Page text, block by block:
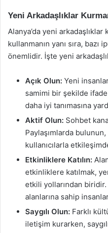
Yeni Arkadaşlıklar
Alanya’da yeni
kullanmanın yanı sıra, bazı
önemlidir. İşte yeni
Açık Olun: Yeni
samimi bir şekilde ifade
daha iyi tanımasına
Aktif Olun: Sohbet
Paylaşımlarda
kullanıcılarla
Etkinliklere Katılın:
etkinliklere katılmak,
etkili yollarından
alanlarına sahip
Saygılı Olun: Farklı
iletişim kurarken,